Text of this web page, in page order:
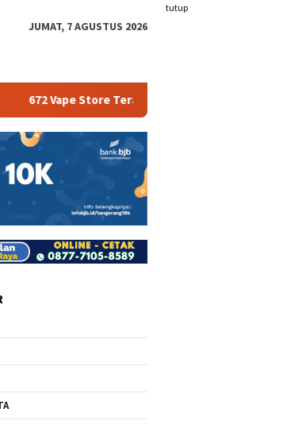
tutup
JUMAT, 7 AGUSTUS 2026
Store Terancam Tutup